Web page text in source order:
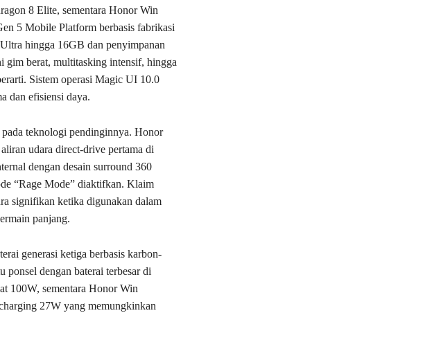
8 Elite, sementara Honor Win
5 Mobile Platform berbasis fabrikasi
hingga 16GB dan penyimpanan
gim berat, multitasking intensif, hingga
Sistem operasi Magic UI 10.0
dan efisiensi daya.
teknologi pendinginnya. Honor
udara direct-drive pertama di
dengan desain surround 360
“Rage Mode” diaktifkan. Klaim
signifikan ketika digunakan dalam
panjang.
generasi ketiga berbasis karbon-
ponsel dengan baterai terbesar di
100W, sementara Honor Win
27W yang memungkinkan